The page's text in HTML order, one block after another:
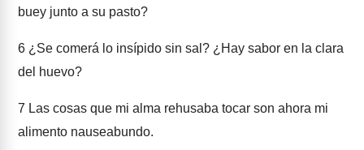
buey junto a su pasto?
6 ¿Se comerá lo insípido sin sal? ¿Hay sabor en la clara
del huevo?
7 Las cosas que mi alma rehusaba tocar son ahora mi
alimento nauseabundo.